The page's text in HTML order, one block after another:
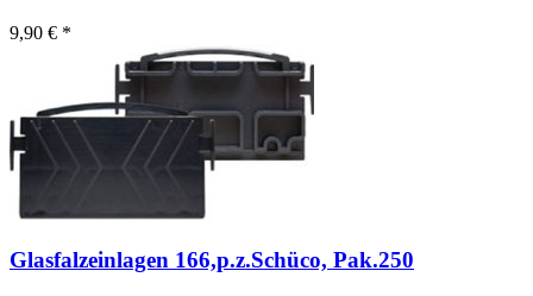
9,90 € *
Glasfalzeinlagen 166,p.z.Schüco, Pak.250